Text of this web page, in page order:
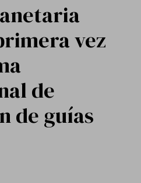
vez
de
de guías